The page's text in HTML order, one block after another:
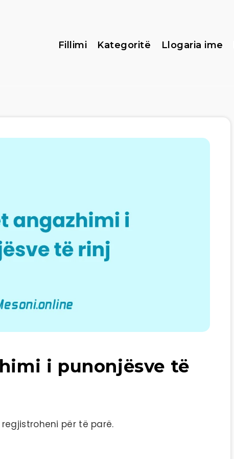
Fillimi Kategoritë Llogaria ime
i punonjësve të
regjistroheni për të parë.